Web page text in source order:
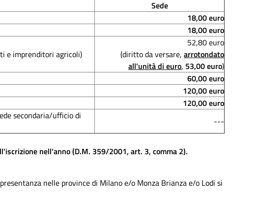
Sede
18,00 euro
18,00 euro
e imprenditori agricoli)
52,80 euro
(diritto da versare, arrotondato
all'unità di euro, 53,00 euro)
60,00 euro
120,00 euro
120,00 euro
secondaria/ufficio di
---
nell'anno (D.M. 359/2001, art. 3, comma 2).
nelle province di Milano e/o Monza Brianza e/o Lodi si